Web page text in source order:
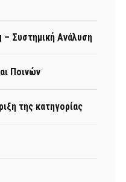
– Συστημική Ανάλυση
Ποινών
της κατηγορίας